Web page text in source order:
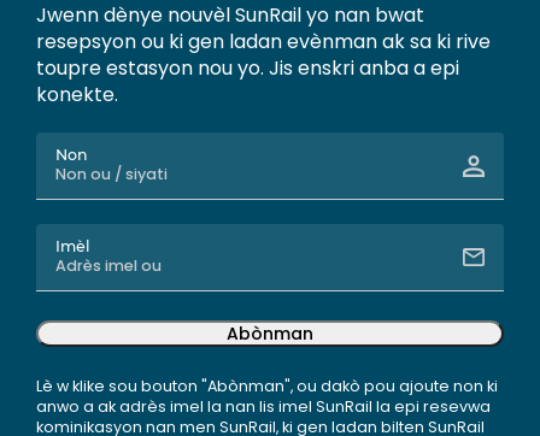
Jwenn dènye nouvèl SunRail yo nan bwat
resepsyon ou ki gen ladan evènman ak sa ki rive
toupre estasyon nou yo. Jis enskri anba a epi
konekte.
Non
Imèl
Abònman
Lè w klike sou bouton "Abònman", ou dakò pou ajoute non ki
anwo a ak adrès imel la nan lis imel SunRail la epi resevwa
kominikasyon nan men SunRail, ki gen ladan bilten SunRail